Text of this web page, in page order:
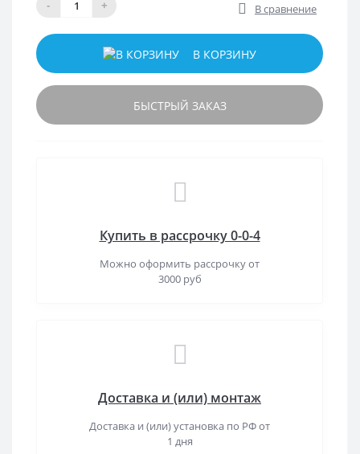
- + В сравнение
В КОРЗИНУ
БЫСТРЫЙ ЗАКАЗ
Купить в рассрочку 0-0-4
Можно оформить рассрочку от
3000 руб
Доставка и (или) монтаж
Доставка и (или) установка по РФ от
1 дня